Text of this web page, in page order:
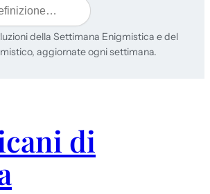
della Settimana Enigmistica e del
aggiornate ogni settimana.
di